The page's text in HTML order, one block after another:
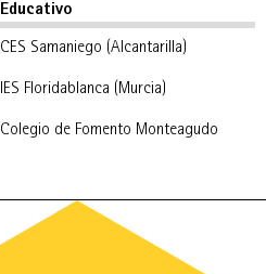
Educativo
CES Samaniego (Alcantarilla)
IES Floridablanca (Murcia)
Colegio de Fomento Monteagudo